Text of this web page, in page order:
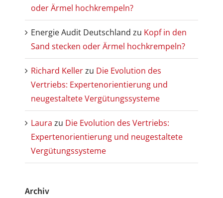
oder Ärmel hochkrempeln?
Energie Audit Deutschland zu Kopf in den
Sand stecken oder Ärmel hochkrempeln?
Richard Kellerzu Die Evolution des
Vertriebs: Expertenorientierung und
neugestaltete Vergütungssysteme
Laura zu Die Evolution des Vertriebs:
Expertenorientierung und neugestaltete
Vergütungssysteme
Archiv